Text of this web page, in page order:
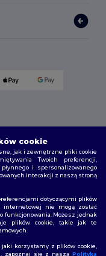
cookie
jak i zewnętrzne pliki cookie
Twoich preferencji,
i spersonalizowanego
interakcji z naszą stroną
dotyczącymi plików
internetowej nie mogą zostać
funkcjonowania. Możesz jednak
plików cookie, takie jak te
korzystamy z plików cookie,
zapoznaj się z naszą Polityką